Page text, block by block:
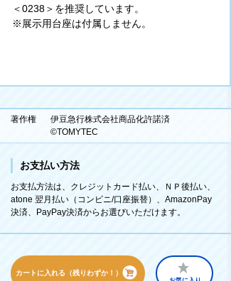
＜0238＞を推奨しています。
※展示用台座は付属しません。
著作権
伊豆急行株式会社商品化許諾済
©TOMYTEC
お支払い方法
お支払方法は、クレジットカード払い、ＮＰ後払い、
atone 翌月払い（コンビニ/口座振替）、AmazonPay
決済、PayPay決済からお選びいただけます。
カートに入れる（残りわずか！）